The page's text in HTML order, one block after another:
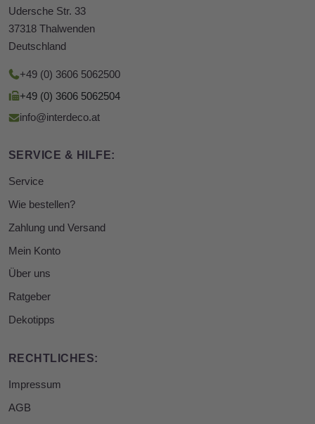
Udersche Str. 33
37318 Thalwenden
Deutschland
+49 (0) 3606 5062500
+49 (0) 3606 5062504
info@interdeco.at
SERVICE & HILFE:
Service
Wie bestellen?
Zahlung und Versand
Mein Konto
Über uns
Ratgeber
Dekotipps
RECHTLICHES:
Impressum
AGB